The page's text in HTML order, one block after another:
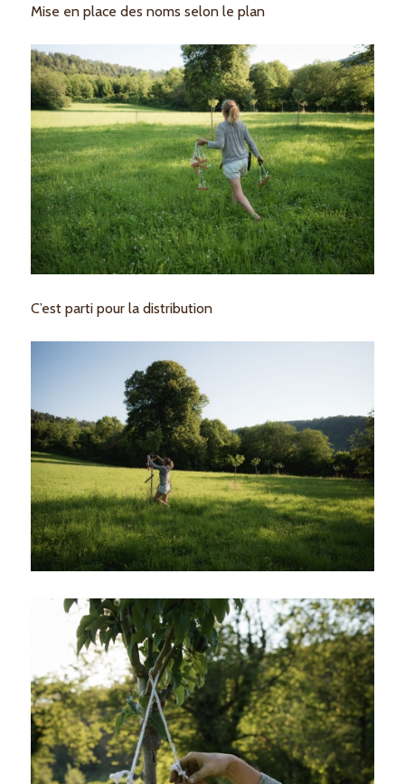
Mise en place des noms selon le plan
C’est parti pour la distribution